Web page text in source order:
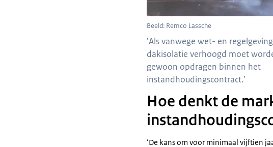
Beeld: Remco Lassche
'Als vanwege wet- en
dakisolatie verhoogd moet
gewoon opdragen binnen het
instandhoudingscontract.’
Hoe denkt de
‘De kans om voor minimaal vijftien